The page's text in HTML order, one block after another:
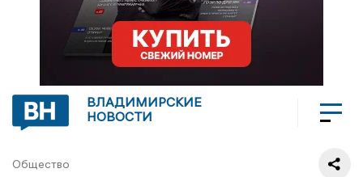
ВЛАДИМИРСКИЕ
НОВОСТИ
Общество